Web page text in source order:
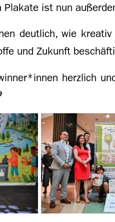
Plakate ist nun
deutlich, wie
und Zukunft
herzlich